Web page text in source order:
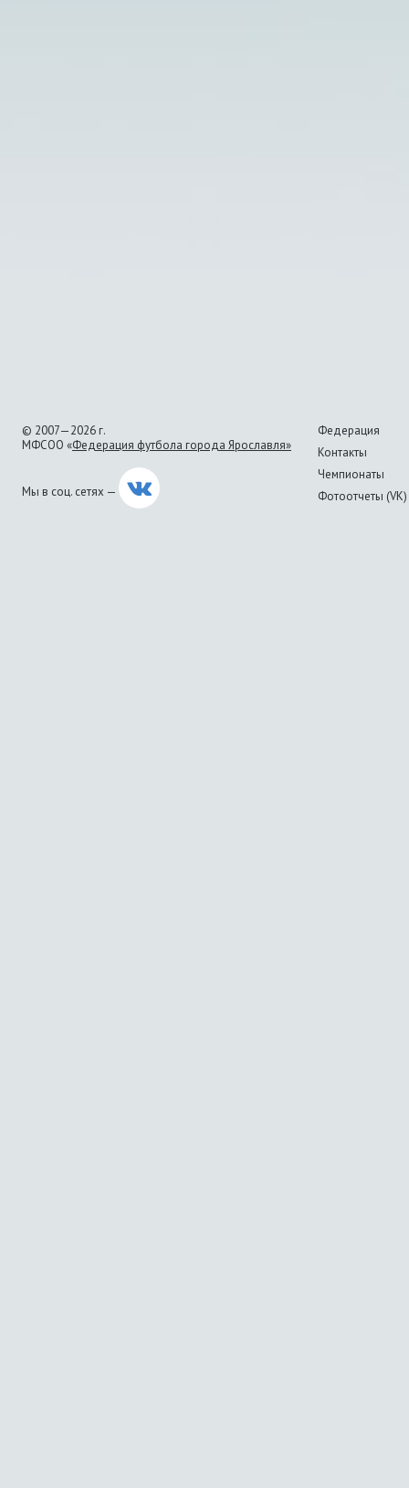
© 2007—2026 г.
МФСОО «Федерация футбола города Ярославля»
Мы в соц. сетях —
Федерация
Контакты
Чемпионаты
Фотоотчеты (VK)